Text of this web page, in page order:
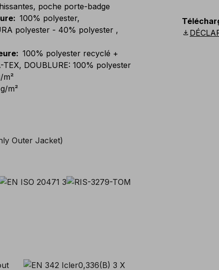
poche porte-badge
: 100% polyester,
polyester - 40% polyester ,
: 100% polyester recyclé +
DOUBLURE: 100% polyester
m²
m²
download